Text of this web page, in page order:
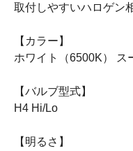
取付しやすいハロゲン
【カラー】
ホワイト（6500K）
【バルブ型式】
H4 Hi/Lo
【明るさ】